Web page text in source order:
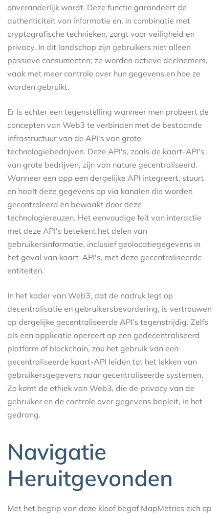
onveranderlijk wordt. Deze functie garandeert de
authenticiteit van informatie en, in combinatie met
cryptografische technieken, zorgt voor veiligheid en
privacy. In dit landschap zijn gebruikers niet alleen
passieve consumenten; ze worden actieve deelnemers,
vaak met meer controle over hun gegevens en hoe ze
worden gebruikt.
Er is echter een tegenstelling wanneer men probeert de
concepten van Web3 te verbinden met de bestaande
infrastructuur van de API's van grote
technologiebedrijven. Deze API's, zoals de kaart-API's
van grote bedrijven, zijn van nature gecentraliseerd.
Wanneer een app een dergelijke API integreert, stuurt
en haalt deze gegevens op via kanalen die worden
gecontroleerd en bewaakt door deze
technologiereuzen. Het eenvoudige feit van interactie
met deze API's betekent het delen van
gebruikersinformatie, inclusief geolocatiegegevens in
het geval van kaart-API's, met deze gecentraliseerde
entiteiten.
In het kader van Web3, dat de nadruk legt op
decentralisatie en gebruikersbevordering, is vertrouwen
op dergelijke gecentraliseerde API's tegenstrijdig. Zelfs
als een applicatie opereert op een gedecentraliseerd
platform of blockchain, zou het gebruik van een
gecentraliseerde kaart-API leiden tot het lekken van
gebruikersgegevens naar gecentraliseerde systemen.
Zo komt de ethiek van Web3, die de privacy van de
gebruiker en de controle over gegevens bepleit, in het
gedrang.
Navigatie
Heruitgevonden
Met het begrip van deze kloof begaf MapMetrics zich op